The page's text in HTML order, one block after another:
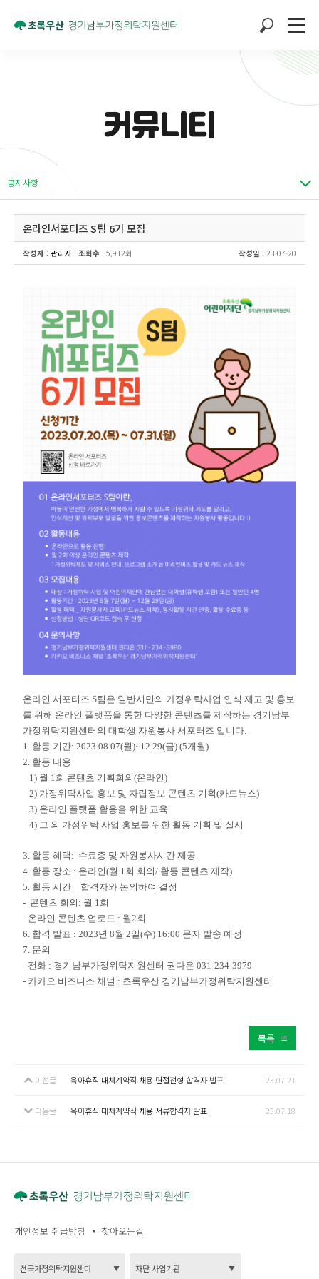
커뮤니티
공지사항
온라인서포터즈 S팀 6기 모집
작성자 : 관리자 조회수 : 5,912회 작성일 : 23-07-20
온라인 서포터즈 S팀은 일반시민의 가정위탁사업 인식 제고 및 홍보
를 위해 온라인 플랫폼을 통한 다양한 콘텐츠를 제작하는 경기남부
가정위탁지원센터의 대학생 자원봉사 서포터즈 입니다.
1. 활동 기간: 2023.08.07(월)~12.29(금) (5개월)
2. 활동 내용
1) 월 1회 콘텐츠 기획회의(온라인)
2) 가정위탁사업 홍보 및 자립정보 콘텐츠 기획(카드뉴스)
3) 온라인 플랫폼 활용을 위한 교육
4) 그 외 가정위탁 사업 홍보를 위한 활동 기획 및 실시
3. 활동 혜택: 수료증 및 자원봉사시간 제공
4. 활동 장소 : 온라인(월 1회 회의/ 활동 콘텐츠 제작)
5. 활동 시간 _ 합격자와 논의하여 결정
- 콘텐츠 회의: 월 1회
- 온라인 콘텐츠 업로드 : 월2회
6. 합격 발표 : 2023년 8월 2일(수) 16:00 문자 발송 예정
7. 문의
- 전화 : 경기남부가정위탁지원센터 권다은 031-234-3979
- 카카오 비즈니스 채널 : 초록우산 경기남부가정위탁지원센터
목록
이전글 육아휴직 대체계약직 채용 면접전형 합격자 발표 23.07.21
다음글 육아휴직 대체계약직 채용 서류합격자 발표 23.07.18
개인정보 취급방침 찾아오는길